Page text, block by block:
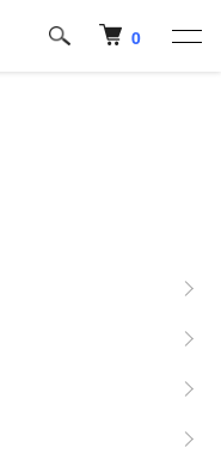
0